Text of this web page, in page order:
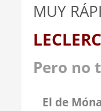
MUY
LECLERC
Pero no
El de